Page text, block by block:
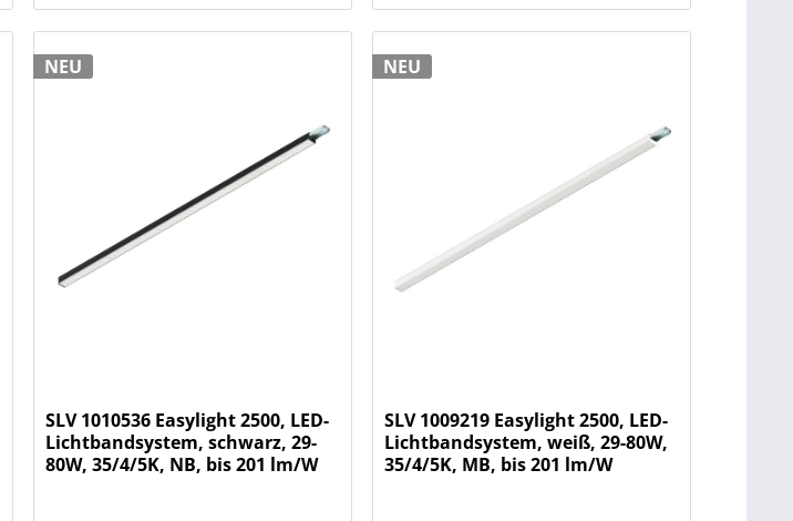
NEU
SLV 1010536 Easylight 2500, LED-
Lichtbandsystem, schwarz, 29-
80W, 35/4/5K, NB, bis 201 lm/W
NEU
SLV 1009219 Easylight 2500, LED-
Lichtbandsystem, weiß, 29-80W,
35/4/5K, MB, bis 201 lm/W